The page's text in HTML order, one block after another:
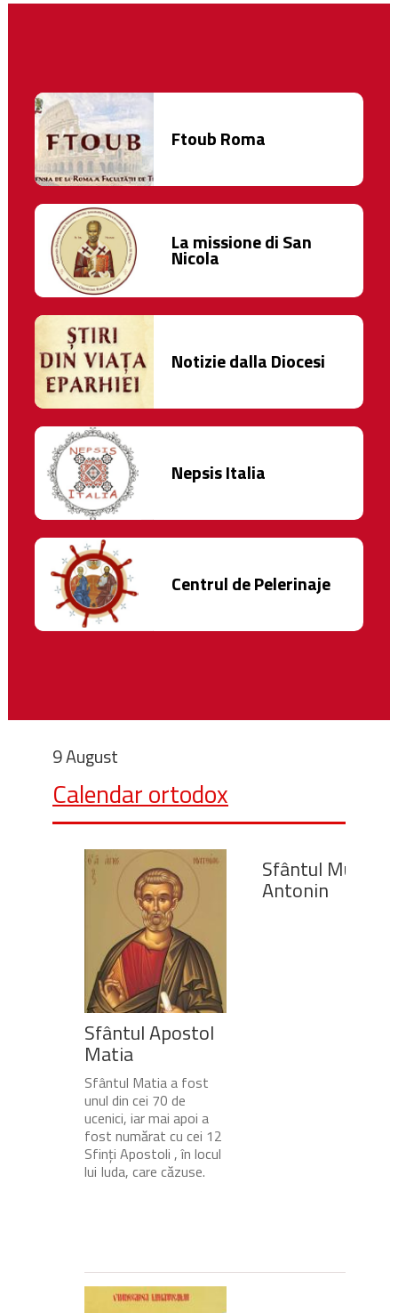
Ftoub Roma
La missione di San
Nicola
Notizie dalla Diocesi
Nepsis Italia
Centrul de Pelerinaje
9 August
Calendar ortodox
Sfântul Apostol
Matia
Sfântul Matia a fost
unul din cei 70 de
ucenici, iar mai apoi a
fost numărat cu cei 12
Sfinți Apostoli , în locul
lui Iuda, care căzuse.
Sfântul Mucenic
Antonin